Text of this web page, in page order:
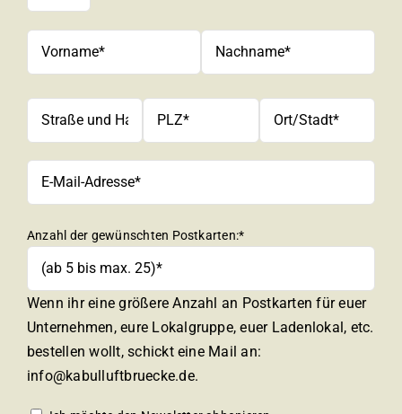
Anzahl der gewünschten Postkarten:*
Wenn ihr eine größere Anzahl an Postkarten für euer
Unternehmen, eure Lokalgruppe, euer Ladenlokal, etc.
bestellen wollt, schickt eine Mail an:
info@kabulluftbruecke.de.